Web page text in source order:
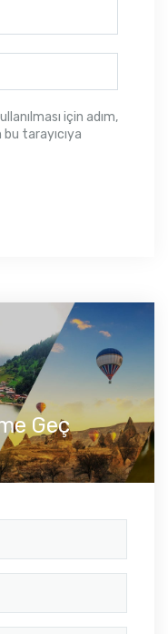
için adım,
tarayıcıya
Geç